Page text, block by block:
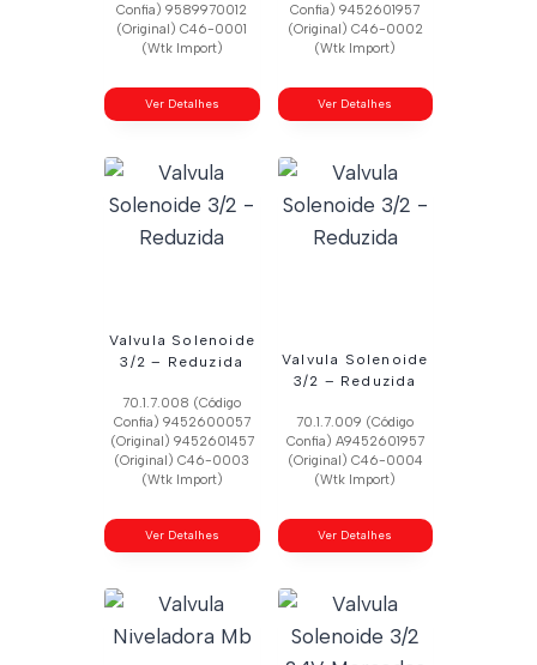
Confia) 9589970012
(Original) C46-0001
(Wtk Import)
Ver Detalhes
Confia) 9452601957
(Original) C46-0002
(Wtk Import)
Ver Detalhes
Valvula Solenoide
3/2 – Reduzida
70.1.7.008 (Código
Confia) 9452600057
(Original) 9452601457
(Original) C46-0003
(Wtk Import)
Ver Detalhes
Valvula Solenoide
3/2 – Reduzida
70.1.7.009 (Código
Confia) A9452601957
(Original) C46-0004
(Wtk Import)
Ver Detalhes